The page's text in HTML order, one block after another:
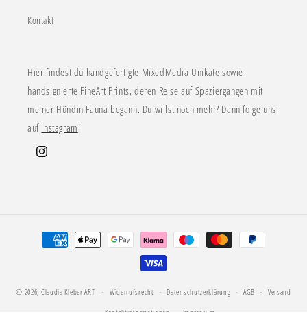
Kontakt
Hier findest du handgefertigte MixedMedia Unikate sowie
handsignierte FineArt Prints, deren Reise auf Spaziergängen mit
meiner Hündin Fauna begann. Du willst noch mehr? Dann folge uns
auf Instagram!
Instagram
Zahlungsmethoden
© 2026, Claudia Kleber ART Widerrufsrecht Datenschutzerklärung AGB
Versand
Kontaktinformationen
Impressum